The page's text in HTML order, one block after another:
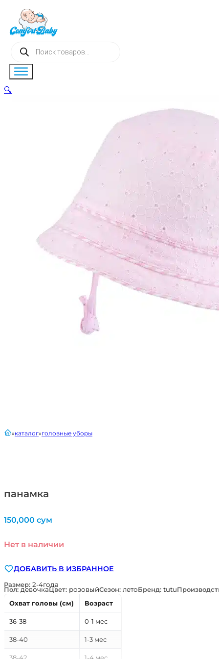
Поиск
товаров
панамка
главнаякаталог головные уборы
150,000 сум
Нет в наличии
ДОБАВИТЬ В ИЗБРАННОЕ
Размер: 2-4года
Пол:девочкаЦвет: розовыйСезон: летоБренд: tutu
Охват головы (см)
Возраст
36-38 0-1 мес
38-40 1-3 мес
🔍